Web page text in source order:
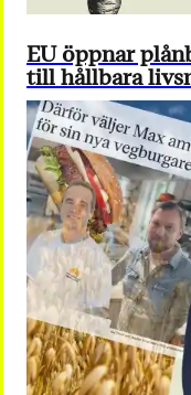
EU öppnar
till hållbara